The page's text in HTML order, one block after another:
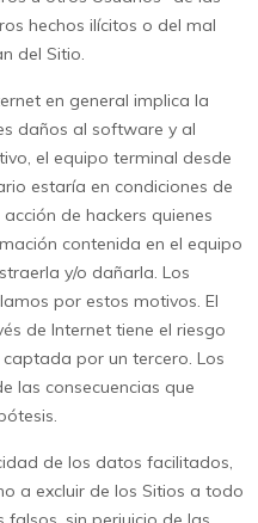
hechos ilícitos o del mal
del Sitio.
en general implica la
daños al software y al
el equipo terminal desde
estaría en condiciones de
de hackers quienes
contenida en el equipo
y/o dañarla. Los
por estos motivos. El
de Internet tiene el riesgo
por un tercero. Los
las consecuencias que
de los datos facilitados,
a excluir de los Sitios a todo